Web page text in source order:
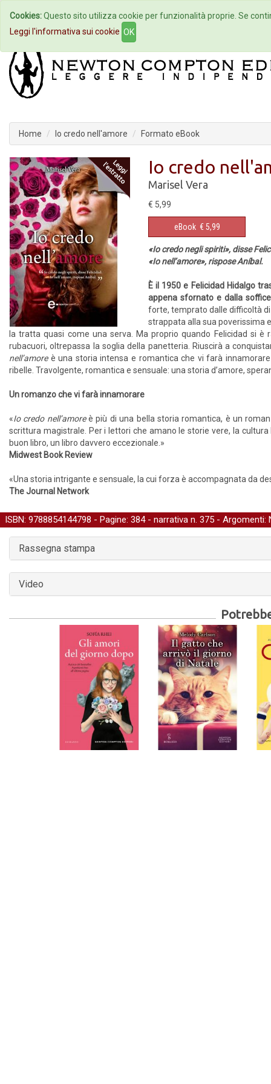
Home Autori Eventi
Home Io credo nell'amore Formato eBook
Io credo
Marisel Vera
€ 5,99
eBook € 5,99
«Io credo negli spiriti», disse
«Io nell’amore», rispose Aníbal.
È il 1950 e Felicidad Hidalgo
appena sfornato e dalla
forte, temprato dalle difficoltà
strappata alla sua poverissima
la tratta quasi come una serva. Ma proprio quando Felicidad si
rubacuori, oltrepassa la soglia della panetteria. Riuscirà a
nell’amore è una storia intensa e romantica che vi farà
ribelle. Travolgente, romantica e sensuale: una storia d’amore,
Un romanzo che vi farà innamorare
«Io credo nell’amoreè più di una bella storia romantica, è un
scrittura magistrale. Per i lettori che amano le storie vere, la
buon libro, un libro davvero eccezionale.»
Midwest Book Review
«Una storia intrigante e sensuale, la cui forza è accompagnata da
The Journal Network
ISBN: 9788854144798 - Pagine: 384 - narrativa n. 375 - Argomenti:
Rassegna stampa
Video
Cookies:Questo sito utilizza cookie per funzionalità proprie. Se
Leggi l'informativa sui cookie OK